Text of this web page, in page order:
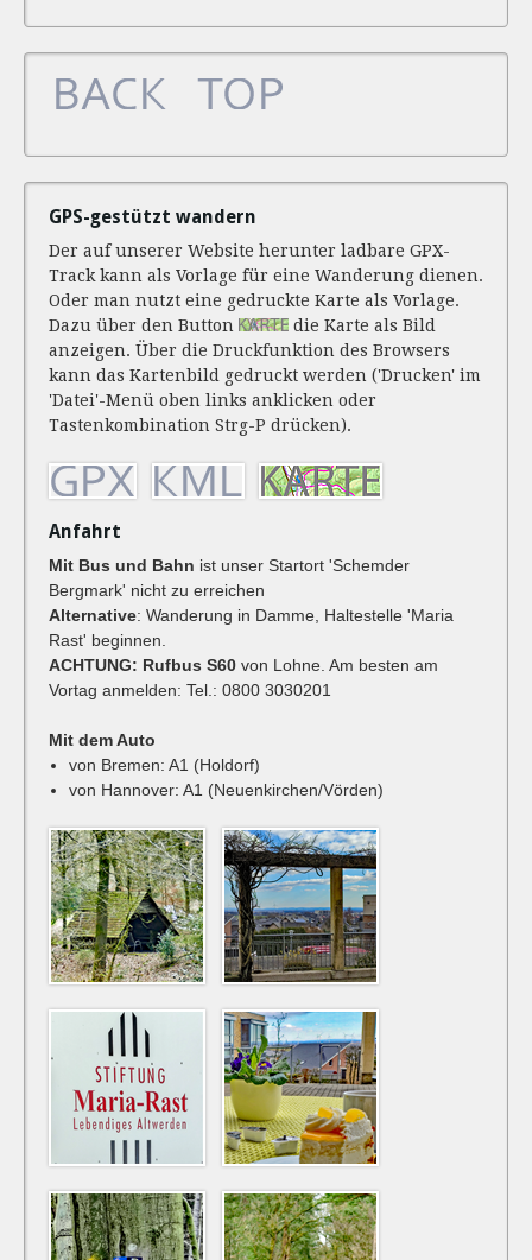
GPS-gestützt wandern
Der auf unserer Website herunter ladbare GPX-
Track kann als Vorlage für eine Wanderung dienen.
Oder man nutzt eine gedruckte Karte als Vorlage.
Dazu über den Button
die Karte als Bild
anzeigen. Über die Druckfunktion des Browsers
kann das Kartenbild gedruckt werden ('Drucken' im
'Datei'-Menü oben links anklicken oder
Tastenkombination Strg-P drücken).
Anfahrt
Mit Bus und Bahn ist unser Startort 'Schemder
Bergmark' nicht zu erreichen
Alternative: Wanderung in Damme, Haltestelle 'Maria
Rast' beginnen.
ACHTUNG: Rufbus S60von Lohne. Am besten am
Vortag anmelden: Tel.: 0800 3030201
Mit dem Auto
von Bremen: A1 (Holdorf)
von Hannover: A1 (Neuenkirchen/Vörden)